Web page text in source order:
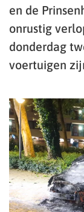
en de
onrustig
donderdag
voertuigen